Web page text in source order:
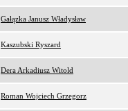
Gałązka Janusz Władysław
Kaszubski Ryszard
Dera Arkadiusz Witold
Roman Wojciech Grzegorz